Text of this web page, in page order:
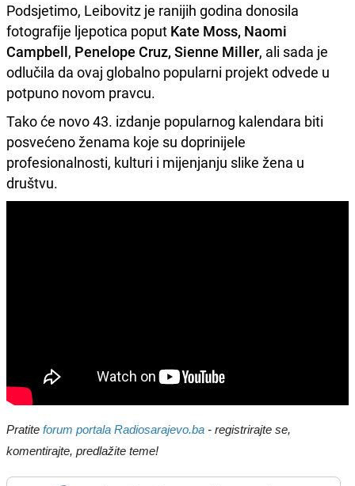
Podsjetimo, Leibovitz je ranijih godina donosila
fotografije ljepotica poput Kate Moss, Naomi
Campbell, Penelope Cruz, Sienne Miller, ali sada je
odlučila da ovaj globalno popularni projekt odvede u
potpuno novom pravcu.
Tako će novo 43. izdanje popularnog kalendara biti
posvećeno ženama koje su doprinijele
profesionalnosti, kulturi i mijenjanju slike žena u
društvu.
Pratite forum portala Radiosarajevo.ba - registrirajte se,
komentirajte, predlažite teme!